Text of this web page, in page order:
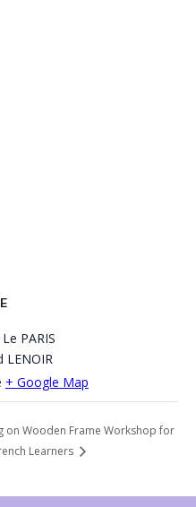
PARIS
LENOIR
+ Google Map
on Wooden Frame Workshop for
Learners